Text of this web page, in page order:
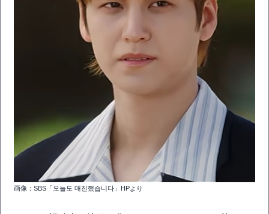
画像：SBS「오늘도 매진했습니다」HPより